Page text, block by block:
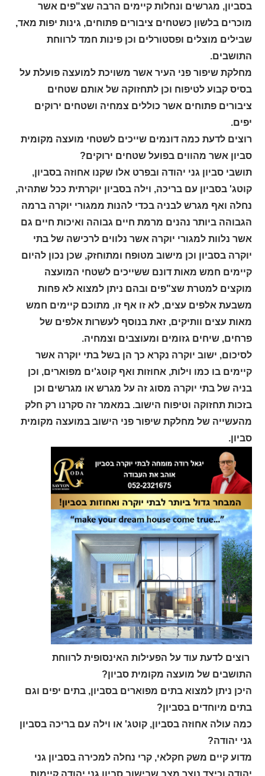
בסביון, מגרשים ונחלות קיימים הרבה שצ"פים אשר
מוכרים בלשון כשטחים ציבורים פתוחים, גינות יפות מאד,
שבילים מוצלים ופסטורלים וכן פינות חמד לרווחת
התושבים.
מחלקת שיפור פני העיר אשר משויכת למועצה פועלת על
בסיס קבוע לטיפוח וכן לתחזוקה של אותם שטחים
ציבורים פתוחים אשר כוללים צמחיה ושטחים ירוקים
יפים.
רוצים לדעת כמה דונמים שייכים לשטחי מועצה מקומית
סביון אשר מהווים בפועל שטחים ירוקים?
תושבי סביון גני יהודה ובפרט אלו שקנו אחוזה בסביון,
קוטג' בסביון עם בריכה, וילה בסביון יוקרתית ככל שתהיה,
נחלה ואף מגרש לבניה בכדי להנות ממגורי יוקרה ברמה
הגבוהה ביותר נהנים מרמת חיים גבוהה ואיכות חיים גם
אשר נלוות למגורי יוקרה אשר נלווים לרכישה של בתי
יוקרה בסביון וכן מישוב מטופח ומתוחזק, שכן נכון להיום
קיימים חמש מאות דונם ששייכים לשטחי המועצה
מוקצים למטרת שצ"פים ובהם ניתן למצוא לא פחות
משבעת אלפים עצים, לא זו אף זו, מתוכם קיימים חמש
מאות עצים וותיקים, זאת בנוסף לעשרות אלפים של
פרחים, שיחים גזומים ומעוצבים וצמחיה.
לסיכום, ישוב יוקרה נקרא כך הן בשל בתי יוקרה אשר
קיימים בו כמו וילות, אחוזות ואף קוטג'ים מפוארים, וכן
בניה של בתי יוקרה מסוג זה על מגרש או מגרשים וכן
בזכות תחזוקה וטיפוח הישוב. במאמר זה סקרנו רק חלק
מהעשייה של מחלקת שיפור פני הישוב במועצה מקומית
סביון.
רוצים לדעת עוד על הפעילות האינסופית לרווחת
התושבים של מועצה מקומית סביון?
היכן ניתן למצוא בתים מפוארים בסביון, בתים יפים וגם
בתים מיוחדים בסביון?
כמה עולה אחוזה בסביון, קוטג' או וילה עם בריכה בסביון
גני יהודה?
מדוע קיים משק חקלאי, קרי נחלה למכירה בסביון גני
יהודה וכיצד נוצר מצב שבישוב סביון גני יהודה קיימות